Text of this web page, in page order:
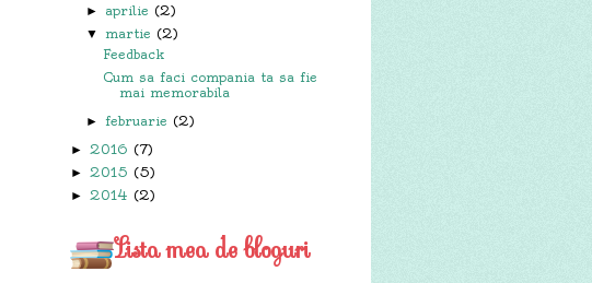
► aprilie (2)
▼ martie (2)
Feedback
Cum sa faci compania ta sa fie
mai memorabila
►februarie (2)
► 2016 (7)
► 2015 (5)
► 2014 (2)
Lista mea de bloguri